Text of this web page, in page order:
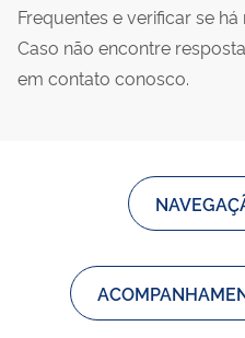
Frequentes e verificar se
Caso não encontre
em contato conosco.